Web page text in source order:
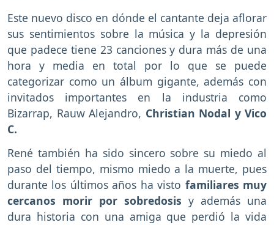
Este nuevo disco en dónde el cantante deja aflorar
sus sentimientos sobre la música y la depresión
que padece tiene 23 canciones y dura más de una
hora y media en total por lo que se puede
categorizar como un álbum gigante, además con
invitados importantes en la industria como
Bizarrap, Rauw Alejandro, Christian Nodal y Vico
C.
René también ha sido sincero sobre su miedo al
paso del tiempo, mismo miedo a la muerte, pues
durante los últimos años ha visto familiares muy
cercanos morir por sobredosis y además una
dura historia con una amiga que perdió la vida